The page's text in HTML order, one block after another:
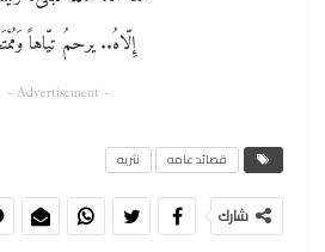
إِلّاهُ.. يرحمُ تيّاهاً
- Advertisement -
قصائد عامه نثريه
شارك